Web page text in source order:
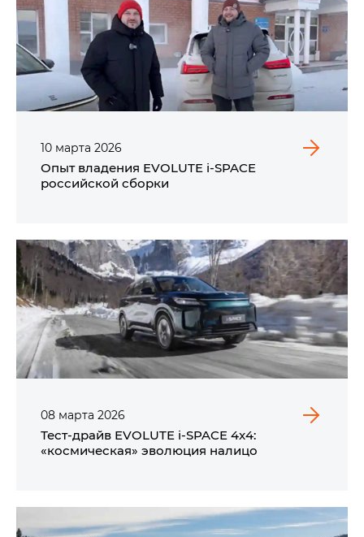
10 марта 2026
Опыт владения EVOLUTE i‑SPACE
российской сборки
08 марта 2026
Тест-драйв EVOLUTE i‑SPACE 4x4:
«космическая» эволюция налицо